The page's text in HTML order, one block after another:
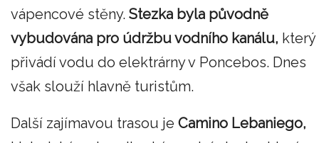
vápencové stěny. Stezka byla původně
vybudována pro údržbu vodního kanálu, který
přivádí vodu do elektrárny v Poncebos. Dnes
však slouží hlavně turistům.
Další zajímavou trasou je Camino Lebaniego,